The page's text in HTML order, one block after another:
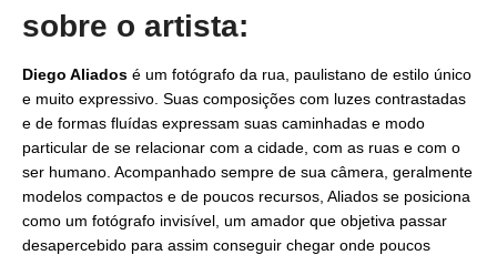
sobre o artista:
Diego Aliados é um fotógrafo da rua, paulistano de estilo único
e muito expressivo. Suas composições com luzes contrastadas
e de formas fluídas expressam suas caminhadas e modo
particular de se relacionar com a cidade, com as ruas e com o
ser humano. Acompanhado sempre de sua câmera, geralmente
modelos compactos e de poucos recursos, Aliados se posiciona
como um fotógrafo invisível, um amador que objetiva passar
desapercebido para assim conseguir chegar onde poucos